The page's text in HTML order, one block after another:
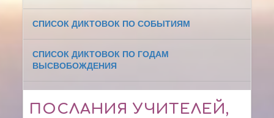
СПИСОК ДИКТОВОК ПО СОБЫТИЯМ
СПИСОК ДИКТОВОК ПО ГОДАМ
ВЫСВОБОЖДЕНИЯ
ПОСЛАНИЯ УЧИТЕЛЕЙ,